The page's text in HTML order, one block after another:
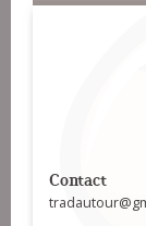
Contact